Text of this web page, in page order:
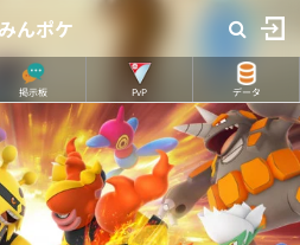
んポケ
掲示板 PvP データ